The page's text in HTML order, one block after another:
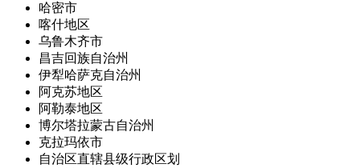
哈密市
喀什地区
乌鲁木齐市
昌吉回族自治州
伊犁哈萨克自治州
阿克苏地区
阿勒泰地区
博尔塔拉蒙古自治州
克拉玛依市
自治区直辖县级行政区划